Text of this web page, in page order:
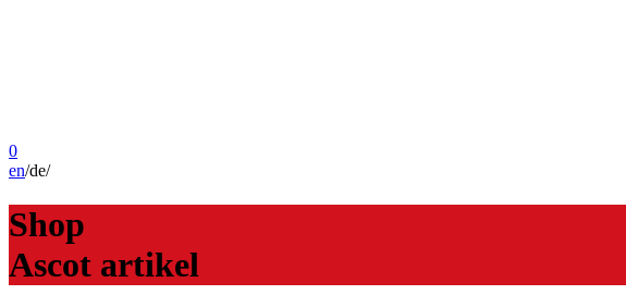
0
en/de/
Shop
Ascot artikel